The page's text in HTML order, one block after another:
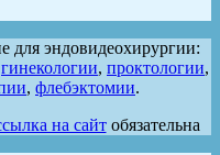
для эндовидеохирургии:
гинекологии, проктологии,
, флебэктомии.
на сайтобязательна